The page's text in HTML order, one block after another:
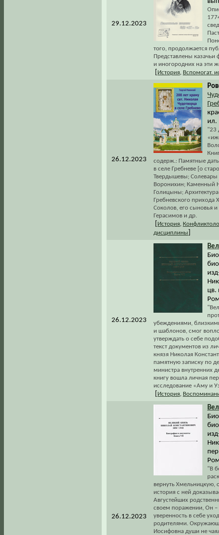
29.12.2023
того, продолжается
Представлены
и иногородних на эти
История Вспомогат.
26.12.2023
ил.
"23
содерж.: Памятные
в селе Гребневе [о
Твердышевы; Солевары
Воронихин; Каменный
Голицыны;
Гребневского прихода
Соколов, его сыновья
Герасимов и др.
История
дисциплины
26.12.2023
цв.
убеждениями,
и шаблонов, смог
утверждать о себе
текст документов из
князя Николая
памятную записку по
министра внутренних
книгу вошла личная
исследование «Аму и
История
26.12.2023
"В
вернуть Хмельницкую,
история с ней
Августейших
своем поражении, Он –
уверенность в себе
родителями.
Иосифовна души не